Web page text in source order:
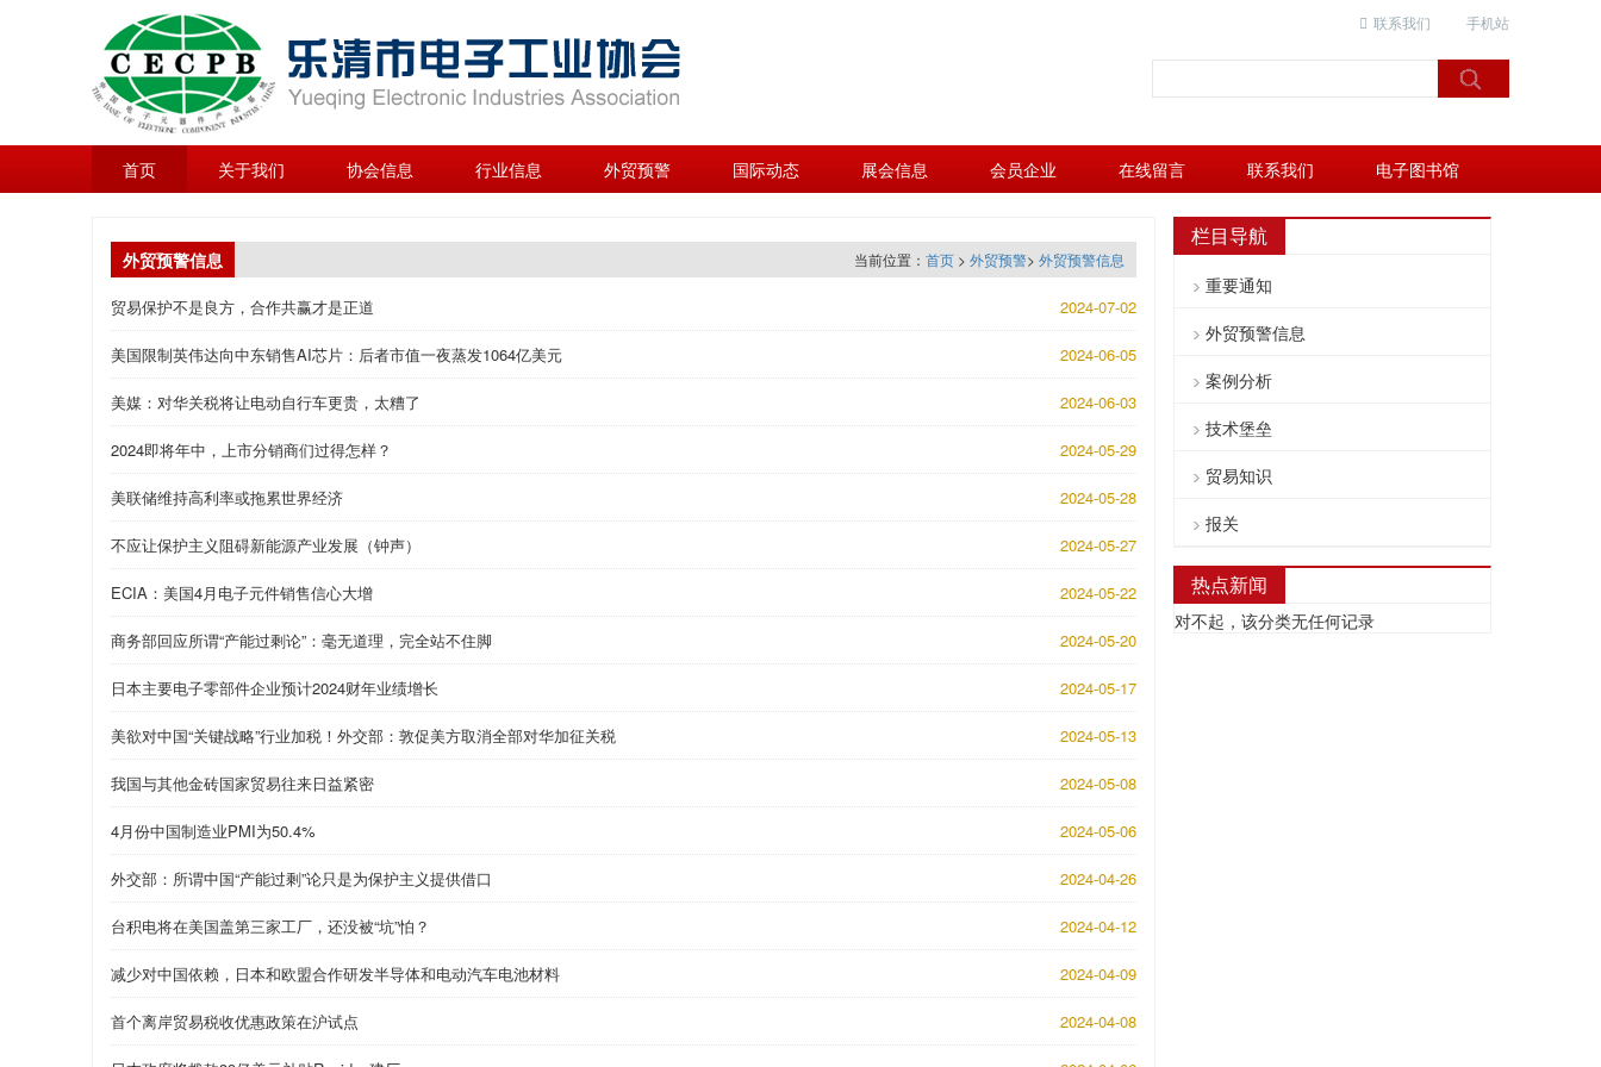
手机站
联系我们
首页 关于我们 协会信息 行业信息 外贸预警 国际动态 展会信息 会员企业 在线留言 联系我们 电子图书馆
外贸预警信息 当前位置： 首页> 外贸预警> 外贸预警信息
贸易保护不是良方，合作共赢才是正道 2024-07-02
美国限制英伟达向中东销售AI芯片：后者市值一夜蒸发1064亿美元 2024-06-05
美媒：对华关税将让电动自行车更贵，太糟了 2024-06-03
2024即将年中，上市分销商们过得怎样？ 2024-05-29
美联储维持高利率或拖累世界经济 2024-05-28
不应让保护主义阻碍新能源产业发展（钟声） 2024-05-27
ECIA：美国4月电子元件销售信心大增 2024-05-22
商务部回应所谓“产能过剩论”：毫无道理，完全站不住脚 2024-05-20
日本主要电子零部件企业预计2024财年业绩增长 2024-05-17
美欲对中国“关键战略”行业加税！外交部：敦促美方取消全部对华加征关税 2024-05-13
我国与其他金砖国家贸易往来日益紧密 2024-05-08
4月份中国制造业PMI为50.4% 2024-05-06
外交部：所谓中国“产能过剩”论只是为保护主义提供借口 2024-04-26
台积电将在美国盖第三家工厂，还没被“坑”怕？ 2024-04-12
减少对中国依赖，日本和欧盟合作研发半导体和电动汽车电池材料 2024-04-09
首个离岸贸易税收优惠政策在沪试点 2024-04-08
栏目导航
重要通知
外贸预警信息
案例分析
技术堡垒
贸易知识
报关
热点新闻
对不起，该分类无任何记录